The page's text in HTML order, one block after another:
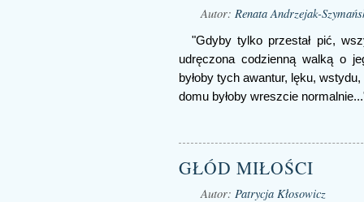
Autor: Renata Andrzejak-
"Gdyby tylko przestał pić,
udręczona codzienną walką o
byłoby tych awantur, lęku,
domu byłoby wreszcie
GŁÓD MIŁOŚCI
Autor: Patrycja Kłosowicz